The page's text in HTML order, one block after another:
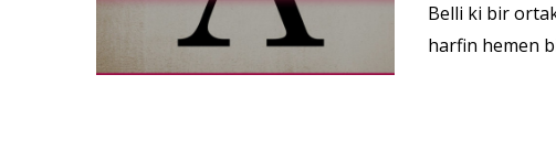
Belli ki bir
harfin hemen